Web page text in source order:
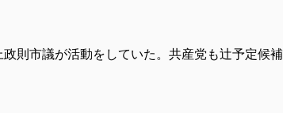
則市議が活動をしていた。共産党も辻予定候